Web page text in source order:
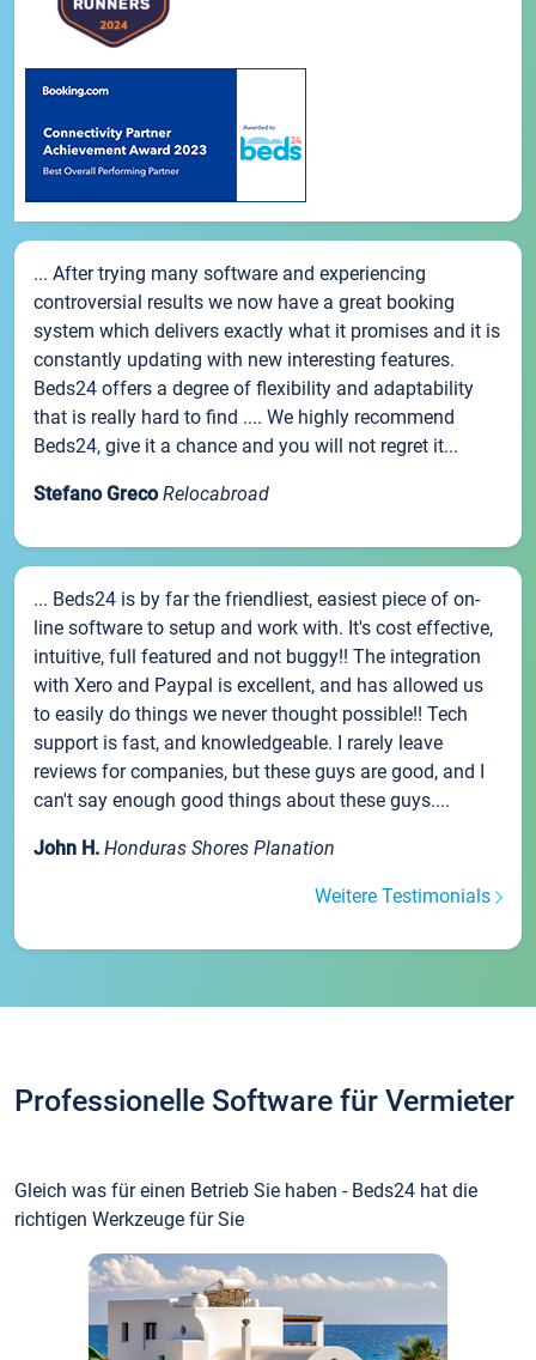
... After trying many software and experiencing
controversial results we now have a great booking
system which delivers exactly what it promises and it is
constantly updating with new interesting features.
Beds24 offers a degree of flexibility and adaptability
that is really hard to find .... We highly recommend
Beds24, give it a chance and you will not regret it...
Stefano Greco Relocabroad
... Beds24 is by far the friendliest, easiest piece of on-
line software to setup and work with. It's cost effective,
intuitive, full featured and not buggy!! The integration
with Xero and Paypal is excellent, and has allowed us
to easily do things we never thought possible!! Tech
support is fast, and knowledgeable. I rarely leave
reviews for companies, but these guys are good, and I
can't say enough good things about these guys....
John H. Honduras Shores Planation
Weitere Testimonials
Professionelle Software für Vermieter
Gleich was für einen Betrieb Sie haben - Beds24 hat die
richtigen Werkzeuge für Sie